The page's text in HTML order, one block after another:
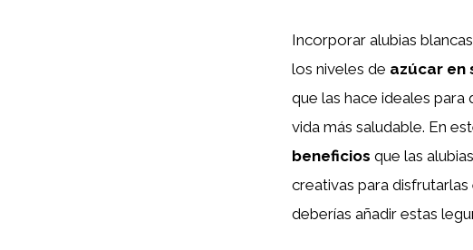
Incorporar alubias
los niveles de azúcar en
que las hace ideales
vida más saludable. En
beneficios que las
creativas para
deberías añadir estas